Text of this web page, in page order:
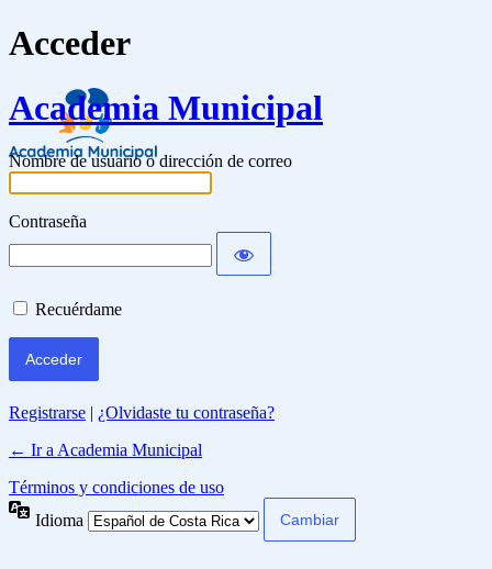
Acceder
Academia Municipal
Nombre de usuario o dirección de correo
Contraseña
Recuérdame
Registrarse | ¿Olvidaste tu contraseña?
← Ir a Academia Municipal
Términos y condiciones de uso
Idioma